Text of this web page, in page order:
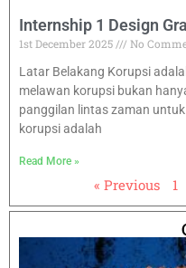
Internship 1 Design
1st December 2025
No
Latar Belakang Korupsi
melawan korupsi bukan
panggilan lintas zaman
korupsi adalah
Read More »
« Previous 1